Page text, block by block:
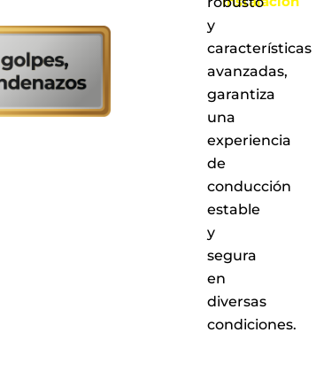
de
nuestros
puntos
de
servicio
a
nivel
nacional
y
características
avanzadas,
garantiza
una
experiencia
de
conducción
estable
y
segura
en
diversas
condiciones.